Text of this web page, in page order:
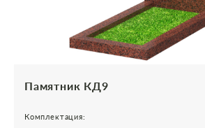
Памятник КД9
Комплектация: